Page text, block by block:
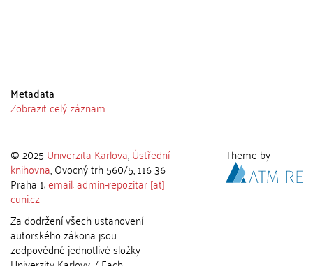
Metadata
Zobrazit celý záznam
© 2025 Univerzita Karlova,Ústřední
knihovna, Ovocný trh 560/5, 116 36
Praha 1;email: admin-repozitar [at]
cuni.cz
Za dodržení všech ustanovení
autorského zákona jsou
zodpovědné jednotlivé složky
Theme by